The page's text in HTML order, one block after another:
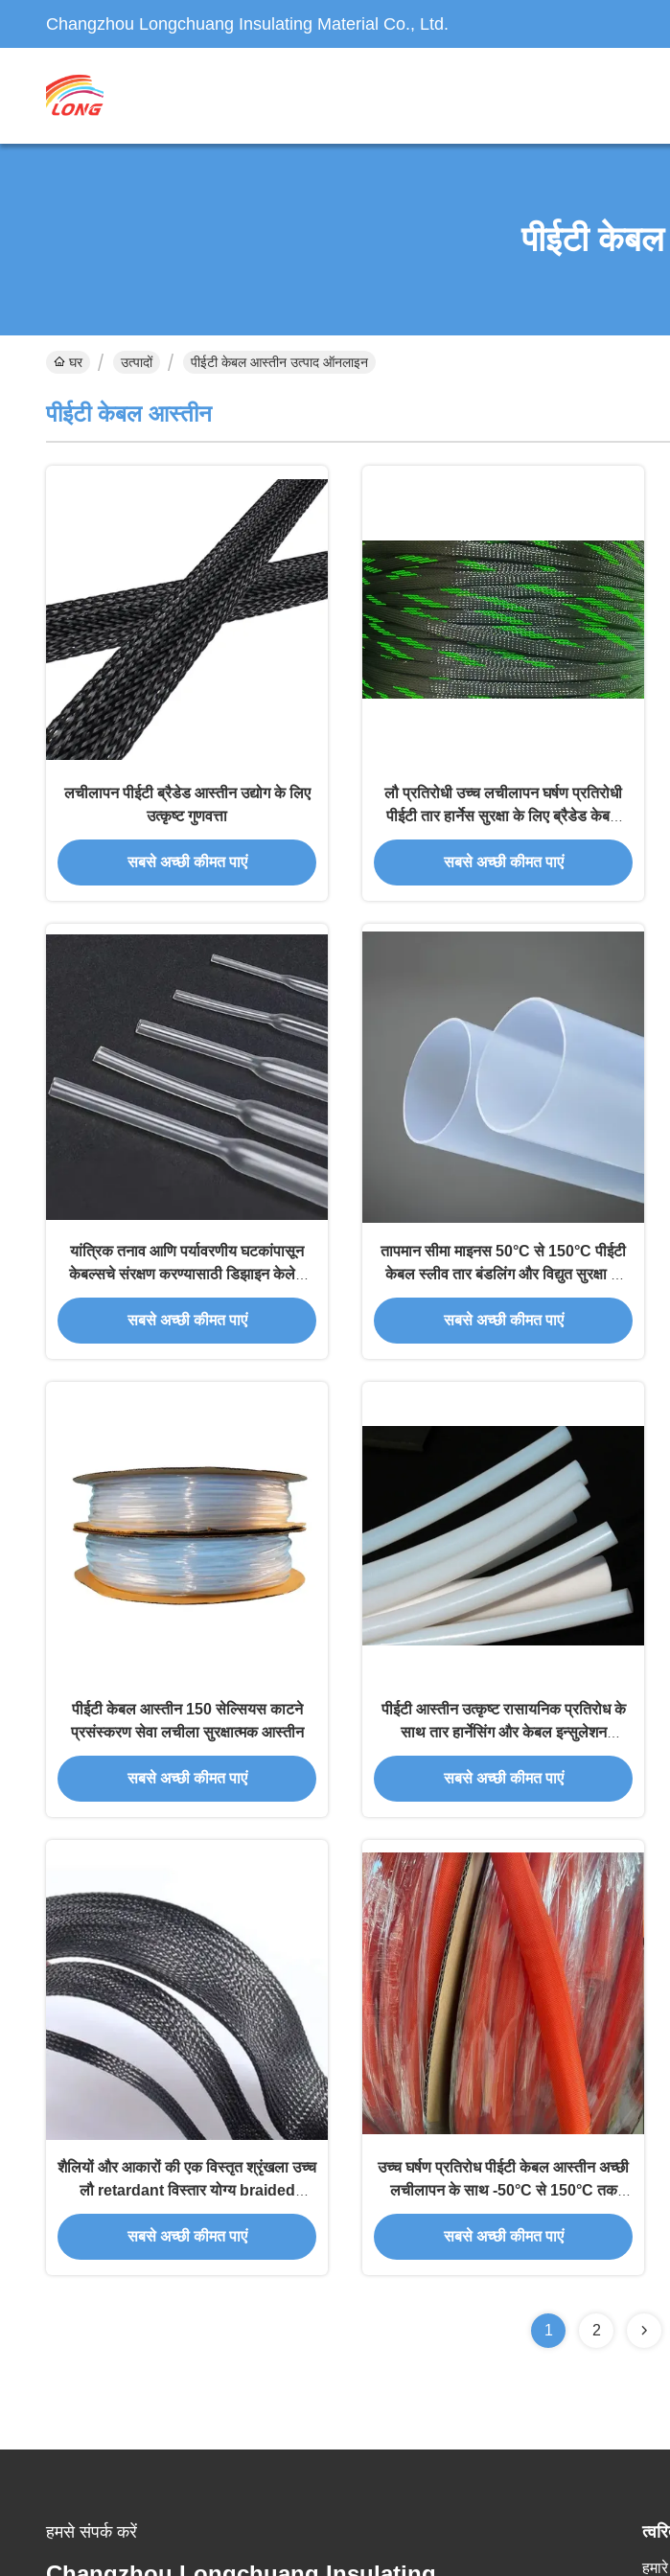
Changzhou Longchuang Insulating Material Co., Ltd.
पीईटी
घर उत्पादों पीईटी केबल आस्तीन उत्पाद ऑनलाइन
पीईटी केबल आस्तीन
लचीलापन पीईटी ब्रैडेड आस्तीन उद्योग के लिए
उत्कृष्ट गुणवत्ता
सबसे अच्छी कीमत पाएं
लौ प्रतिरोधी उच्च लचीलापन घर्षण प्रतिरोधी
पीईटी तार हार्नेस सुरक्षा के लिए ब्रैडेड केबल
आस्तीन
सबसे अच्छी कीमत पाएं
यांत्रिक तनाव आणि पर्यावरणीय घटकांपासून
केबल्सचे संरक्षण करण्यासाठी डिझाइन केलेले
लवचिक केबल संरक्षण ऑटोमोटिव्ह ग्रेड
सबसे अच्छी कीमत पाएं
तापमान सीमा माइनस 50°C से 150°C पीईटी
केबल स्लीव तार बंडलिंग और विद्युत सुरक्षा के
लिए हल्का टिकाऊ स्लीव
सबसे अच्छी कीमत पाएं
पीईटी केबल आस्तीन 150 सेल्सियस काटने
प्रसंस्करण सेवा लचीला सुरक्षात्मक आस्तीन
सबसे अच्छी कीमत पाएं
पीईटी आस्तीन उत्कृष्ट रासायनिक प्रतिरोध के
साथ तार हार्नेसिंग और केबल इन्सुलेशन
आवश्यकताओं के लिए उपयुक्त
सबसे अच्छी कीमत पाएं
शैलियों और आकारों की एक विस्तृत श्रृंखला उच्च
लौ retardant विस्तार योग्य braided
आस्तीन अधिक चिकनी और उज्ज्वल
सबसे अच्छी कीमत पाएं
उच्च घर्षण प्रतिरोध पीईटी केबल आस्तीन अच्छी
लचीलापन के साथ -50°C से 150°C तक
मोड़ने में आसान
सबसे अच्छी कीमत पाएं
1 2
हमसे संपर्क करें